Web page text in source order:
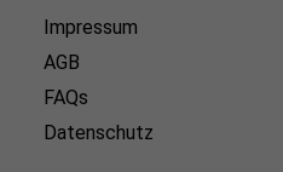
Impressum
AGB
FAQs
Datenschutz